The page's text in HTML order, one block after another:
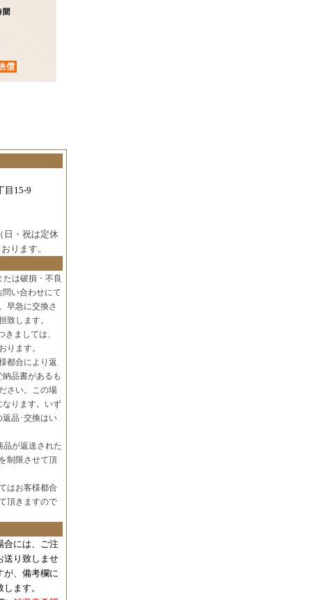
15-9
日・祝は定休
ります。
は破損・不良
い合わせにて
早急に交換さ
致します。
ましては、
ります。
都合により返
品書があるも
さい。この場
なります。いず
品･交換はい
品が返送された
制限させて頂
はお客様都合
頂きますので
には、 ご注
送り致しませ
が、備考欄に
ます。